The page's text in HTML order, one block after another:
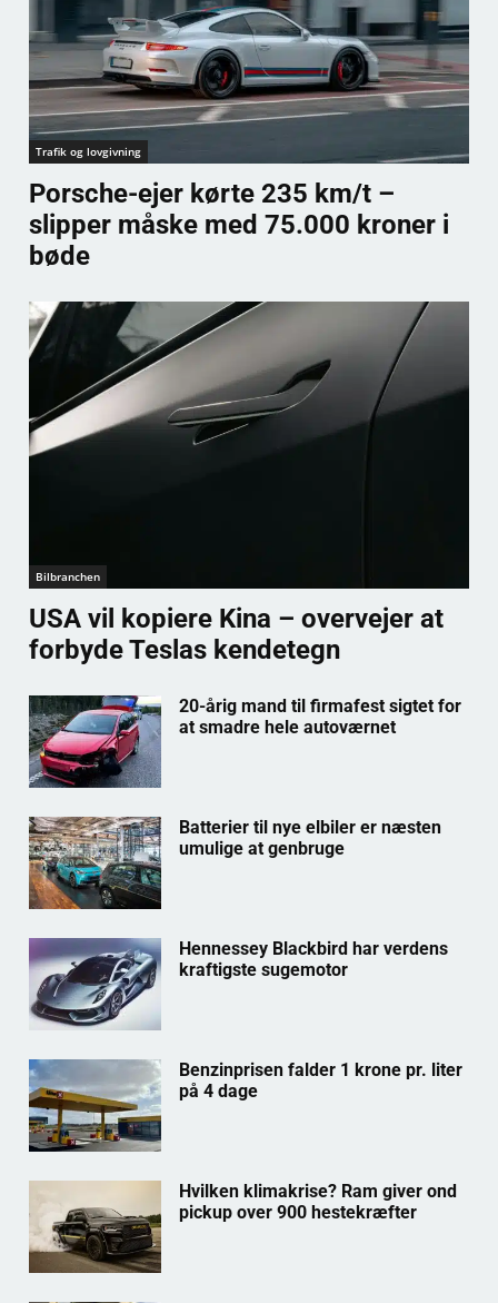
Trafik og lovgivning
Porsche-ejer kørte 235 km/t –
slipper måske med 75.000 kroner i
bøde
Bilbranchen
USA vil kopiere Kina – overvejer at
forbyde Teslas kendetegn
20-årig mand til firmafest sigtet for
at smadre hele autoværnet
Batterier til nye elbiler er næsten
umulige at genbruge
Hennessey Blackbird har verdens
kraftigste sugemotor
Benzinprisen falder 1 krone pr. liter
på 4 dage
Hvilken klimakrise? Ram giver ond
pickup over 900 hestekræfter